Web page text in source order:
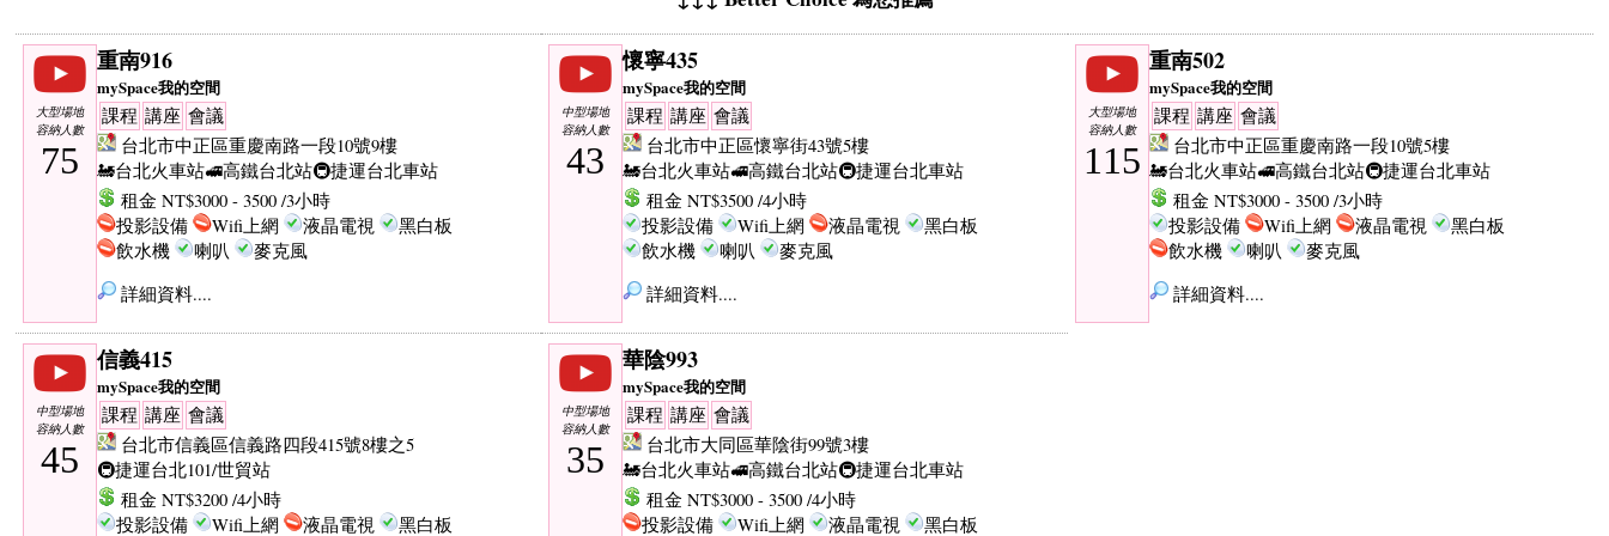
大型場地
容納人數
75
重南916
mySpace我的空間
課程 講座 會議
台北市中正區重慶南路一段10號9樓
🚂台北火車站🚅高鐵台北站🚇捷運台北車站
租金 NT$3000 - 3500 /3小時
投影設備
Wifi上網 液晶電視
黑白板
飲水機
喇叭
麥克風
詳細資料....
中型場地
容納人數
43
懷寧435
mySpace我的空間
課程 講座 會議
台北市中正區懷寧街43號5樓
🚂台北火車站🚅高鐵台北站🚇捷運台北車站
租金 NT$3500 /4小時
投影設備
Wifi上網 液晶電視
黑白板
飲水機
喇叭
麥克風
詳細資料....
大型場地
容納人數
115
重南502
mySpace我的空間
課程 講座 會議
台北市中正區重慶南路一段10號5樓
🚂台北火車站🚅高鐵台北站🚇捷運台北車站
租金 NT$3000 - 3500 /3小時
投影設備
Wifi上網 液晶電視
黑白板
飲水機
喇叭
麥克風
詳細資料....
中型場地
容納人數
45
信義415
mySpace我的空間
課程 講座 會議
台北市信義區信義路四段415號8樓之5
🚇捷運台北101/世貿站
租金 NT$3200 /4小時
投影設備
Wifi上網 液晶電視 黑白板
中型場地
容納人數
35
華陰993
mySpace我的空間
課程 講座 會議
台北市大同區華陰街99號3樓
🚂台北火車站🚅高鐵台北站🚇捷運台北車站
租金 NT$3000 - 3500 /4小時
投影設備
Wifi上網 液晶電視 黑白板